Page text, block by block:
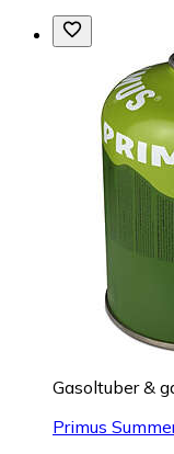
Gasoltuber &
Primus